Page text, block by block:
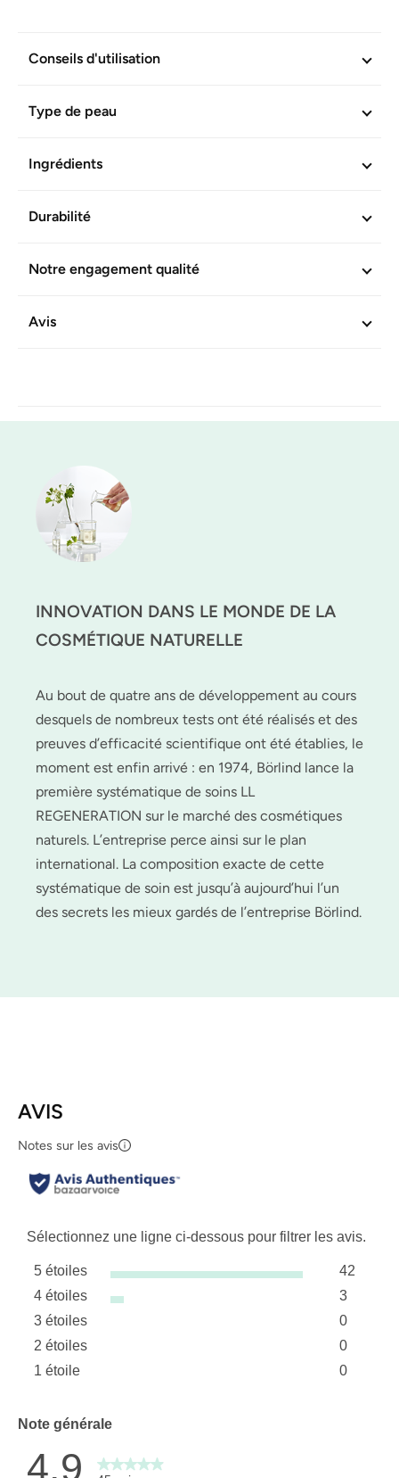
composant végétal au mode d’action breveté, accélère le
rose et le jasmin constituent la note de cœur tonifiante et
une note épicée et balsamique.
dérivés d'huiles minérales. Végétarien
INFORMATIONS COMPLÉMENTAIRES
Conseils d'utilisation
Type de peau
Ingrédients
Durabilité
Notre engagement qualité
Avis
INNOVATION DANS LE MONDE DE LA
COSMÉTIQUE NATURELLE
Au bout de quatre ans de développement au cours
desquels de nombreux tests ont été réalisés et des
preuves d’efficacité scientifique ont été établies, le
moment est enfin arrivé : en 1974, Börlind lance la
première systématique de soins LL
REGENERATION sur le marché des cosmétiques
naturels. L’entreprise perce ainsi sur le plan
international. La composition exacte de cette
systématique de soin est jusqu’à aujourd’hui l’un
des secrets les mieux gardés de l’entreprise Börlind.
AVIS
Notes sur les avis
Sélectionnez une ligne ci-dessous pour filtrer les avis.
5 étoiles étoiles
42
42 avis
4 étoiles étoiles
3
3 avis
3 étoiles
0
0 avis
2 étoiles
0
0 avis
1 étoile
0
Note générale
4.9